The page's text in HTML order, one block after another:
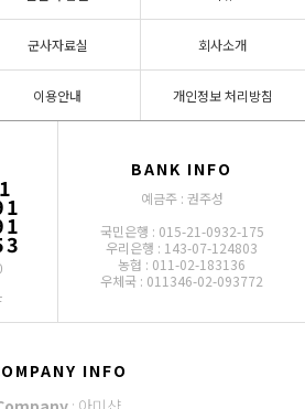
군사자료실 회사소개
이용안내 개인정보 처리방침
BANK INFO
예금주 : 권주성
국민은행 : 015-21-0932-175
우리은행 : 143-07-124803
농협 : 011-02-183136
우체국 : 011346-02-093772
INFO